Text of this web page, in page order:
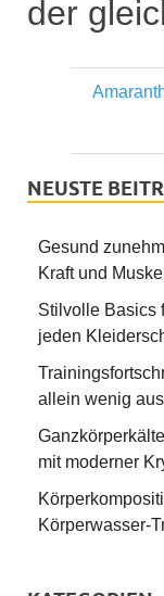
der
NEUSTE
Gesund
Kraft und
Stilvolle Basics
jeden
allein wenig
mit moderner
Körperwasser-